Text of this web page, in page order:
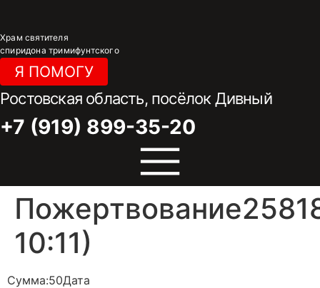
содержимому
Храм святителя
спиридона тримифунтского
Я ПОМОГУ
Ростовская область, посёлок Дивный
+7 (919) 899-35-20
10:11)
Сумма:50Дата